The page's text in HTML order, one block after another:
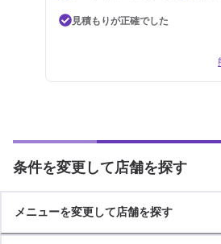
見積もりが正確でした
条件を変更して店舗を探す
メニューを変更して店舗を探す